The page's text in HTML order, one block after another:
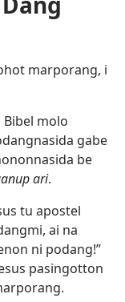
marporang, i
molo
gabe
be
ari.
tu apostel
ai na
ni podang!”
pasingotton